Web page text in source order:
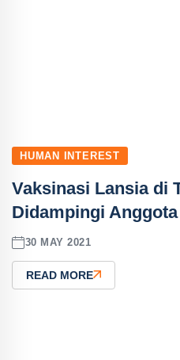
HUMAN INTEREST
Vaksinasi Lansia di
Didampingi Anggota
30 MAY 2021
READ MORE